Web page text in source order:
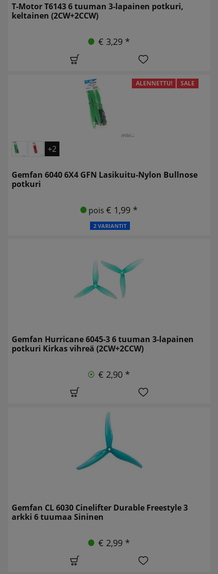
T-Motor T6143 6 tuuman 3-lapainen potkuri,
keltainen (2CW+2CCW)
€ 3,29 *
ALENNETTU! SALE
+2
Gemfan 6040 6X4 GFN Lasikuitu-Nylon Bullnose
potkuri
pois€ 1,99 *
2 VARIANTIT
Gemfan Hurricane 6045-3 6 tuuman 3-lapainen
potkuri Kirkas vihreä (2CW+2CCW)
€ 2,90 *
Gemfan CL 6030 Cinelifter Durable Freestyle 3
arkki 6 tuumaa Sininen
€ 2,99 *